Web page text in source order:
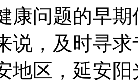
康问题的早
说，及时寻
区，延安阳